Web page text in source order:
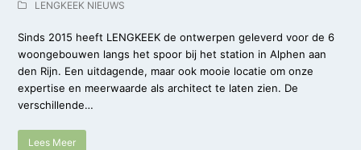
LENGKEEK NIEUWS
Sinds 2015 heeft LENGKEEK de ontwerpen geleverd voor de 6
woongebouwen langs het spoor bij het station in Alphen aan
den Rijn. Een uitdagende, maar ook mooie locatie om onze
expertise en meerwaarde als architect te laten zien. De
verschillende…
Lees Meer